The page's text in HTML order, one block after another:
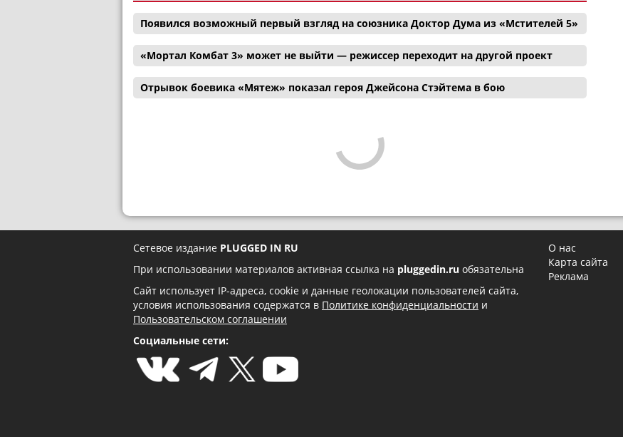
Появился возможный первый взгляд на союзника Доктор Дума из «Мстителей 5»
«Мортал Комбат 3» может не выйти — режиссер переходит на другой проект
Отрывок боевика «Мятеж» показал героя Джейсона Стэйтема в бою
Сетевое издание PLUGGED IN RU
При использовании материалов активная ссылка на pluggedin.ru обязательна
Сайт использует IP-адреса, cookie и данные геолокации пользователей сайта,
условия использования содержатся в Политике конфиденциальности и
Пользовательском соглашении
Социальные сети:
О нас
Карта сайта
Реклама